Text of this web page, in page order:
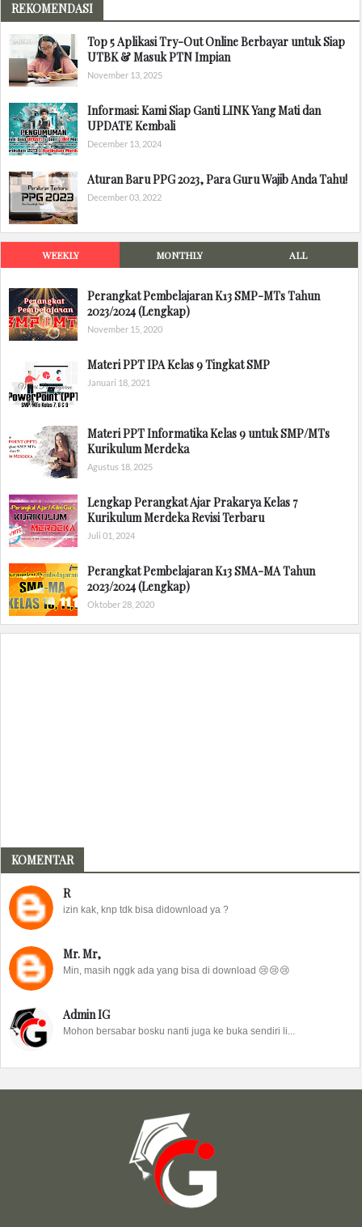
REKOMENDASI
Top 5 Aplikasi Try-Out Online Berbayar untuk Siap
UTBK & Masuk PTN Impian
November 13, 2025
Informasi: Kami Siap Ganti LINK Yang Mati dan
UPDATE Kembali
December 13, 2024
Aturan Baru PPG 2023, Para Guru Wajib Anda Tahu!
December 03, 2022
WEEKLY MONTHLY ALL
Perangkat Pembelajaran K13 SMP-MTs Tahun
2023/2024 (Lengkap)
November 15, 2020
Materi PPT IPA Kelas 9 Tingkat SMP
Januari 18, 2021
Materi PPT Informatika Kelas 9 untuk SMP/MTs
Kurikulum Merdeka
Agustus 18, 2025
Lengkap Perangkat Ajar Prakarya Kelas 7
Kurikulum Merdeka Revisi Terbaru
Juli 01, 2024
Perangkat Pembelajaran K13 SMA-MA Tahun
2023/2024 (Lengkap)
Oktober 28, 2020
KOMENTAR
R
izin kak, knp tdk bisa didownload ya ?
Mr. Mr,
Min, masih nggk ada yang bisa di download 😢😢😢
Admin IG
Mohon bersabar bosku nanti juga ke buka sendiri li...